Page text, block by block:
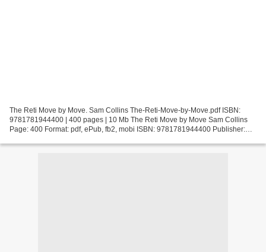
The Reti Move by Move. Sam Collins The-Reti-Move-by-Move.pdf ISBN:
9781781944400 | 400 pages | 10 Mb The Reti Move by Move Sam Collins
Page: 400 Format: pdf, ePub, fb2, mobi ISBN: 9781781944400 Publisher: